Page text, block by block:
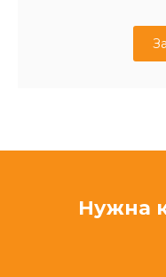
Нужна